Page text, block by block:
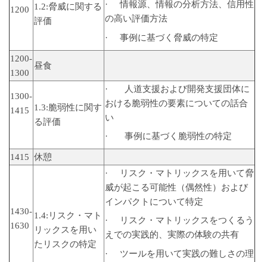
1200
1.2:脅威に関する
評価
· 情報源、情報の分析方法、信用性
の高い評価方法
· 事例に基づく脅威の特定
1200-
1300
昼食
1300-
1415
1.3:脆弱性に関す
る評価
· 人道支援および開発支援団体に
おける脆弱性の要素についての話合
い
· 事例に基づく脆弱性の特定
1415 休憩
1430-
1630
1.4:リスク・マト
リックスを用い
たリスクの特定
· リスク・マトリックスを用いて脅
威が起こる可能性（偶然性）および
インパクトについて特定
· リスク・マトリックスをつくるう
えでの実践的、実際の体験の共有
· ツールを用いて実践の難しさの理